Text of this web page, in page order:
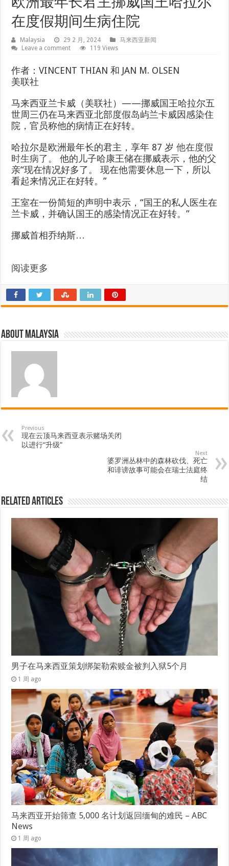
欧洲最年长君主挪威国王哈拉尔
在度假期间生病住院
Malaysia 29 2 月, 2024
马来西亚新闻
Leave a comment
119 Views
作者：VINCENT THIAN 和 JAN M. OLSEN
美联社
马来西亚兰卡威（美联社）——挪威国王哈拉尔五
世周三仍在马来西亚北部度假岛屿兰卡威因感染住
院，官员称他的病情正在好转。
哈拉尔是欧洲最年长的君主，享年 87 岁他在度假
时生病了。 他的儿子哈康王储在挪威表示，他的父
亲“现在情况好多了。 现在他需要休息一下，所以
看起来情况正在好转。”
王室在一份简短的声明中表示，“国王的私人医生在
兰卡威，并确认国王的感染情况正在好转。”
挪威首相乔纳斯…
阅读更多
About Malaysia
Previous
现在云顶马来西亚表示赌场关闭
以进行“升级”
Next
婆罗洲丛林中的森林砍伐、死亡
和诽谤故事可能会在瑞士法庭终
结
Related Articles
男子在马来西亚策划绑架勒索赎金被判入狱5个月
1 周 ago
马来西亚开始筛查 5,000 名计划返回缅甸的难民 – ABC
News
1 周 ago